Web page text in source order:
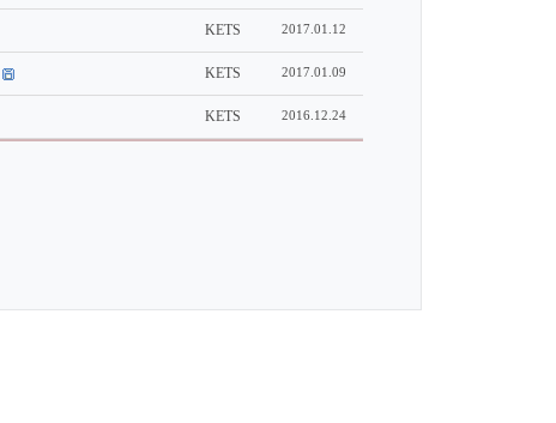
KETS 2017.01.12
KETS 2017.01.09
KETS 2016.12.24